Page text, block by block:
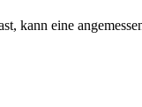
kann eine